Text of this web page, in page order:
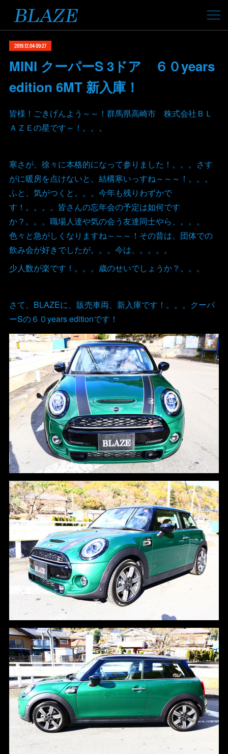
2019.12.04 09:27
MINI クーパーS 3ドア ６０years
edition 6MT 新入庫！
皆様！ごきげんよう～～！群馬県高崎市 株式会社ＢＬ
ＡＺＥの星です～！。。。
寒さが、徐々に本格的になって参りました！。。。さす
がに暖房を点けないと、結構寒いっすね～～～！。。。
ふと、気がつくと。。。今年も残りわずかで
す！。。。。皆さんの忘年会の予定は如何です
か？。。。職場人達や気の会う友達同士やら、。。。
色々と急がしくなりますね～～～！その昔は、団体での
飲み会が好きでしたが。。。今は、。。。。
少人数が楽です！。。。歳のせいでしょうか？。。。
さて、BLAZEに、販売車両、新入庫です！。。。クーパ
ーSの６０years editionです！